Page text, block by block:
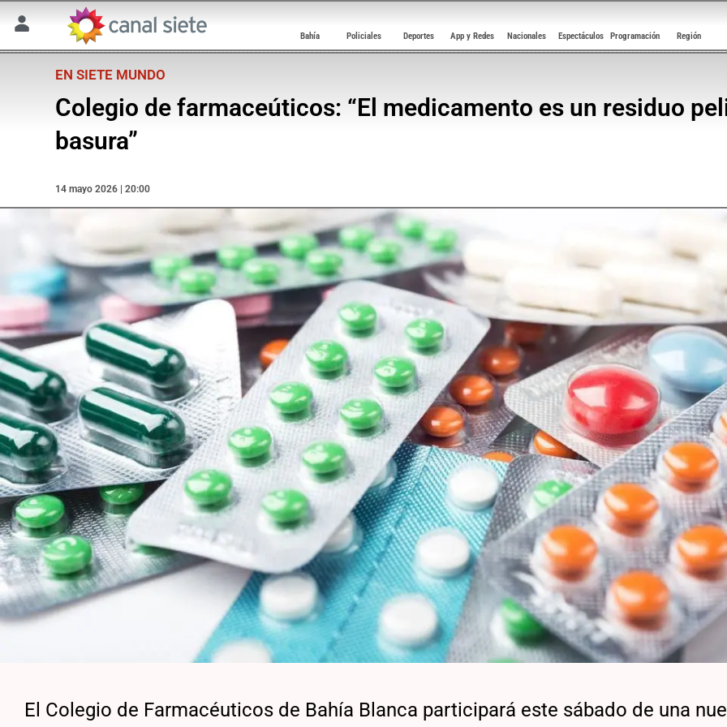
Bahía Policiales Deportes App y Redes Nacionales Espectáculos Programación Región
EN SIETE MUNDO
Colegio de farmaceúticos: “El medicamento es un residuo
basura”
14 mayo 2026 | 20:00
El Colegio de Farmacéuticos de Bahía Blanca participará este sábado de una